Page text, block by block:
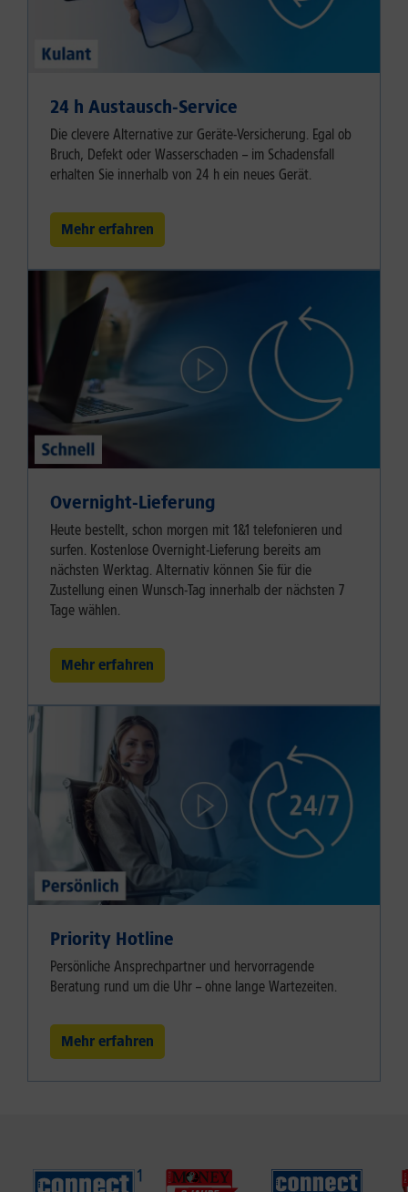
24 h Austausch-Service
Die clevere Alternative zur Geräte-Versicherung. Egal ob
Bruch, Defekt oder Wasserschaden – im Schadensfall
erhalten Sie innerhalb von 24 h ein neues Gerät.
Mehr erfahren
Overnight-Lieferung
Heute bestellt, schon morgen mit 1&1 telefonieren und
surfen. Kostenlose Overnight-Lieferung bereits am
nächsten Werktag. Alternativ können Sie für die
Zustellung einen Wunsch-Tag innerhalb der nächsten 7
Tage wählen.
Mehr erfahren
Priority Hotline
Persönliche Ansprechpartner und hervorragende
Beratung rund um die Uhr – ohne lange Wartezeiten.
Mehr erfahren